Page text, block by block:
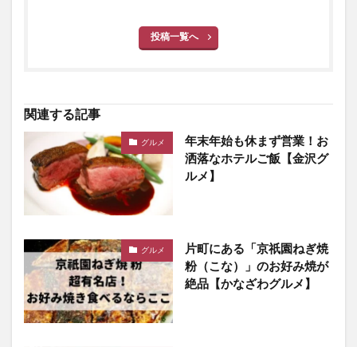
投稿一覧へ
関連する記事
グルメ
年末年始も休まず営業！お
洒落なホテルご飯【金沢グ
ルメ】
グルメ
片町にある「京祇園ねぎ焼
粉（こな）」のお好み焼が
絶品【かなざわグルメ】